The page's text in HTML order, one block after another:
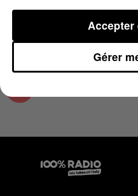
L'agenda du Pays catalan
Gérer
Accepter